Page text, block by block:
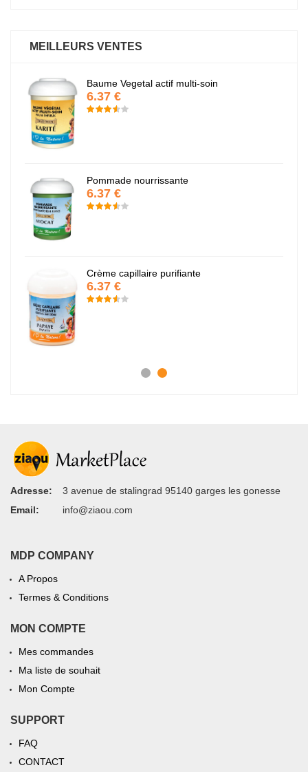
MEILLEURS VENTES
Baume Vegetal actif multi-soin
6.37 €
Pommade nourrissante
6.37 €
Crème capillaire purifiante
6.37 €
Adresse:
3 avenue de stalingrad 95140 garges les gonesse
Email:
info@ziaou.com
MDP COMPANY
A Propos
Termes & Conditions
MON COMPTE
Mes commandes
Ma liste de souhait
Mon Compte
SUPPORT
FAQ
CONTACT